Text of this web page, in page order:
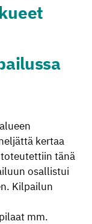
kertaa
tänä
osallistui
Kilpailun
mm.